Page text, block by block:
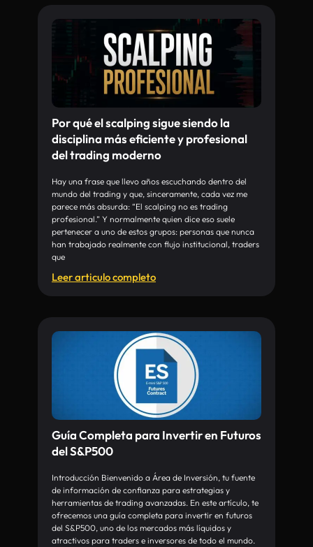
Por qué el scalping sigue siendo la
disciplina más eficiente y profesional
del trading moderno
Hay una frase que llevo años escuchando dentro del
mundo del trading y que, sinceramente, cada vez me
parece más absurda: “El scalping no es trading
profesional.” Y normalmente quien dice eso suele
pertenecer a uno de estos grupos: personas que nunca
han trabajado realmente con flujo institucional, traders
que
Leer articulo completo
Guía Completa para Invertir en Futuros
del S&P500
Introducción Bienvenido a Área de Inversión, tu fuente
de información de confianza para estrategias y
herramientas de trading avanzadas. En este artículo, te
ofrecemos una guía completa para invertir en futuros
del S&P500, uno de los mercados más líquidos y
atractivos para traders e inversores de todo el mundo.